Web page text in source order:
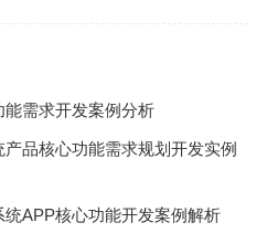
需求开发案例分析
品核心功能需求规划开发实例
APP核心功能开发案例解析